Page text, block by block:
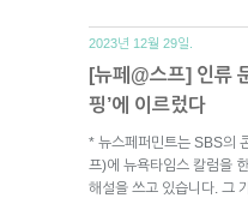
2023년 12월 29일.
[뉴페@스프] 인류
핑’에 이르렀다
* 뉴스페퍼민트는 SBS의
프)에 뉴욕타임스 칼럼을
해설을 쓰고 있습니다. 그